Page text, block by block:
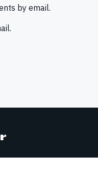
by email.